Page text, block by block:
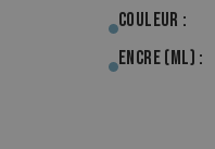
Couleur :
Encre (ml) :